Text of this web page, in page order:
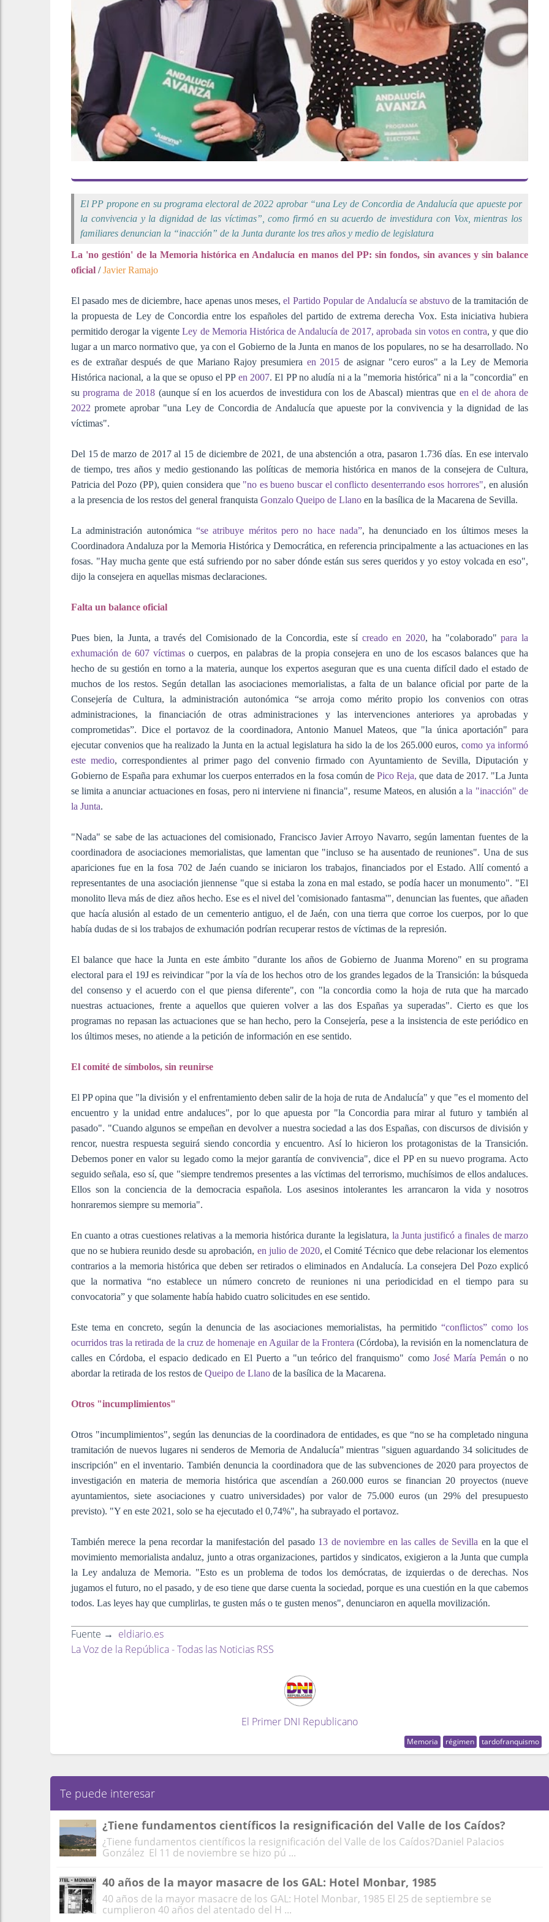
El PP propone en su programa electoral de 2022 aprobar “una Ley de Concordia de Andalucía que apueste por
la convivencia y la dignidad de las víctimas”, como firmó en su acuerdo de investidura con Vox, mientras los
familiares denuncian la “inacción” de la Junta durante los tres años y medio de legislatura
La 'no gestión' de la Memoria histórica en Andalucía en manos del PP: sin fondos, sin avances y sin balance
oficial /Javier Ramajo
El pasado mes de diciembre, hace apenas unos meses,el Partido Popular de Andalucía se abstuvo de la tramitación de
la propuesta de Ley de Concordia entre los españoles del partido de extrema derecha Vox. Esta iniciativa hubiera
permitido derogar la vigenteLey de Memoria Histórica de Andalucía de 2017, aprobada sin votos en contra, y que dio
lugar a un marco normativo que, ya con el Gobierno de la Junta en manos de los populares, no se ha desarrollado. No
es de extrañar después de que Mariano Rajoy presumiera en 2015 de asignar "cero euros" a la Ley de Memoria
Histórica nacional, a la que se opuso el PP en 2007. El PP no aludía ni a la "memoria histórica" ni a la "concordia" en
suprograma de 2018 (aunque sí en los acuerdos de investidura con los de Abascal) mientras que en el de ahora de
2022 promete aprobar "una Ley de Concordia de Andalucía que apueste por la convivencia y la dignidad de las
víctimas".
Del 15 de marzo de 2017 al 15 de diciembre de 2021, de una abstención a otra, pasaron 1.736 días. En ese intervalo
de tiempo, tres años y medio gestionando las políticas de memoria histórica en manos de la consejera de Cultura,
Patricia del Pozo (PP), quien considera que "no es bueno buscar el conflicto desenterrando esos horrores", en alusión
a la presencia de los restos del general franquista Gonzalo Queipo de Llano en la basílica de la Macarena de Sevilla.
La administración autonómica “se atribuye méritos pero no hace nada”, ha denunciado en los últimos meses la
Coordinadora Andaluza por la Memoria Histórica y Democrática, en referencia principalmente a las actuaciones en las
fosas. "Hay mucha gente que está sufriendo por no saber dónde están sus seres queridos y yo estoy volcada en eso",
dijo la consejera en aquellas mismas declaraciones.
Falta un balance oficial
Pues bien, la Junta, a través del Comisionado de la Concordia, este sícreado en 2020, ha "colaborado"para la
exhumación de 607 víctimas o cuerpos, en palabras de la propia consejera en uno de los escasos balances que ha
hecho de su gestión en torno a la materia, aunque los expertos aseguran que es una cuenta difícil dado el estado de
muchos de los restos. Según detallan las asociaciones memorialistas, a falta de un balance oficial por parte de la
Consejería de Cultura, la administración autonómica “se arroja como mérito propio los convenios con otras
administraciones, la financiación de otras administraciones y las intervenciones anteriores ya aprobadas y
comprometidas”. Dice el portavoz de la coordinadora, Antonio Manuel Mateos, que "la única aportación" para
ejecutar convenios que ha realizado la Junta en la actual legislatura ha sido la de los 265.000 euros, como ya informó
este medio, correspondientes al primer pago del convenio firmado con Ayuntamiento de Sevilla, Diputación y
Gobierno de España para exhumar los cuerpos enterrados en la fosa común dePico Reja, que data de 2017. "La Junta
se limita a anunciar actuaciones en fosas, pero ni interviene ni financia", resume Mateos, en alusión ala "inacción" de
la Junta.
"Nada" se sabe de las actuaciones del comisionado, Francisco Javier Arroyo Navarro, según lamentan fuentes de la
coordinadora de asociaciones memorialistas, que lamentan que "incluso se ha ausentado de reuniones". Una de sus
apariciones fue en la fosa 702 de Jaén cuando se iniciaron los trabajos, financiados por el Estado. Allí comentó a
representantes de una asociación jiennense "que si estaba la zona en mal estado, se podía hacer un monumento". "El
monolito lleva más de diez años hecho. Ese es el nivel del 'comisionado fantasma'", denuncian las fuentes, que añaden
que hacía alusión al estado de un cementerio antiguo, el de Jaén, con una tierra que corroe los cuerpos, por lo que
había dudas de si los trabajos de exhumación podrían recuperar restos de víctimas de la represión.
El balance que hace la Junta en este ámbito "durante los años de Gobierno de Juanma Moreno" en su programa
electoral para el 19J es reivindicar "por la vía de los hechos otro de los grandes legados de la Transición: la búsqueda
del consenso y el acuerdo con el que piensa diferente", con "la concordia como la hoja de ruta que ha marcado
nuestras actuaciones, frente a aquellos que quieren volver a las dos Españas ya superadas". Cierto es que los
programas no repasan las actuaciones que se han hecho, pero la Consejería, pese a la insistencia de este periódico en
los últimos meses, no atiende a la petición de información en ese sentido.
El comité de símbolos, sin reunirse
El PP opina que "la división y el enfrentamiento deben salir de la hoja de ruta de Andalucía" y que "es el momento del
encuentro y la unidad entre andaluces", por lo que apuesta por "la Concordia para mirar al futuro y también al
pasado". "Cuando algunos se empeñan en devolver a nuestra sociedad a las dos Españas, con discursos de división y
rencor, nuestra respuesta seguirá siendo concordia y encuentro. Así lo hicieron los protagonistas de la Transición.
Debemos poner en valor su legado como la mejor garantía de convivencia", dice el PP en su nuevo programa. Acto
seguido señala, eso sí, que "siempre tendremos presentes a las víctimas del terrorismo, muchísimos de ellos andaluces.
Ellos son la conciencia de la democracia española. Los asesinos intolerantes les arrancaron la vida y nosotros
honraremos siempre su memoria".
En cuanto a otras cuestiones relativas a la memoria histórica durante la legislatura, la Junta justificó a finales de marzo
que no se hubiera reunido desde su aprobación, en julio de 2020, el Comité Técnico que debe relacionar los elementos
contrarios a la memoria histórica que deben ser retirados o eliminados en Andalucía. La consejera Del Pozo explicó
que la normativa “no establece un número concreto de reuniones ni una periodicidad en el tiempo para su
convocatoria” y que solamente había habido cuatro solicitudes en ese sentido.
Este tema en concreto, según la denuncia de las asociaciones memorialistas, ha permitido “conflictos” como los
ocurridos tras la retirada de la cruz de homenaje en Aguilar de la Frontera (Córdoba), la revisión en la nomenclatura de
calles en Córdoba, el espacio dedicado en El Puerto a "un teórico del franquismo" comoJosé María Pemán o no
abordar la retirada de los restos de Queipo de Llano de la basílica de la Macarena.
Otros "incumplimientos"
Otros "incumplimientos", según las denuncias de la coordinadora de entidades, es que “no se ha completado ninguna
tramitación de nuevos lugares ni senderos de Memoria de Andalucía” mientras "siguen aguardando 34 solicitudes de
inscripción" en el inventario. También denuncia la coordinadora que de las subvenciones de 2020 para proyectos de
investigación en materia de memoria histórica que ascendían a 260.000 euros se financian 20 proyectos (nueve
ayuntamientos, siete asociaciones y cuatro universidades) por valor de 75.000 euros (un 29% del presupuesto
previsto). "Y en este 2021, solo se ha ejecutado el 0,74%", ha subrayado el portavoz.
También merece la pena recordar la manifestación del pasado 13 de noviembre en las calles de Sevilla en la que el
movimiento memorialista andaluz, junto a otras organizaciones, partidos y sindicatos, exigieron a la Junta que cumpla
la Ley andaluza de Memoria. "Esto es un problema de todos los demócratas, de izquierdas o de derechas. Nos
jugamos el futuro, no el pasado, y de eso tiene que darse cuenta la sociedad, porque es una cuestión en la que cabemos
todos. Las leyes hay que cumplirlas, te gusten más o te gusten menos", denunciaron en aquella movilización.
Fuente → eldiario.es
La Voz de la República - Todas las Noticias RSS
El Primer DNI Republicano
Memoria régimen tardofranquismo
Te puede interesar
¿Tiene fundamentos científicos la resignificación del Valle de los Caídos?
¿Tiene fundamentos científicos la resignificación del Valle de los Caídos?Daniel Palacios
González El 11 de noviembre se hizo pú ...
40 años de la mayor masacre de los GAL: Hotel Monbar, 1985
40 años de la mayor masacre de los GAL: Hotel Monbar, 1985 El 25 de septiembre se
cumplieron 40 años del atentado del H ...